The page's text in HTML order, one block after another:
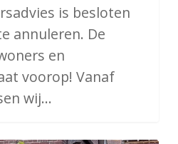
is besloten
annuleren. De
en
voorop! Vanaf
wij…